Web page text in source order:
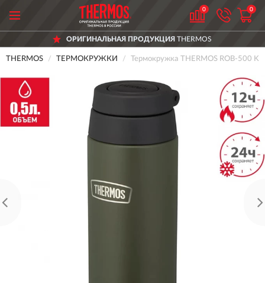
0 0
ОРИГИНАЛЬНАЯ ПРОДУКЦИЯ THERMOS
THERMOS ТЕРМОКРУЖКИ Термокружка THERMOS ROB-500